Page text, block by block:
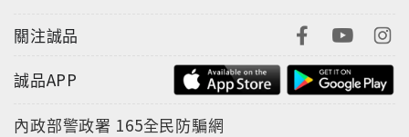
關注誠品
誠品APP
內政部警政署 165全民防騙網